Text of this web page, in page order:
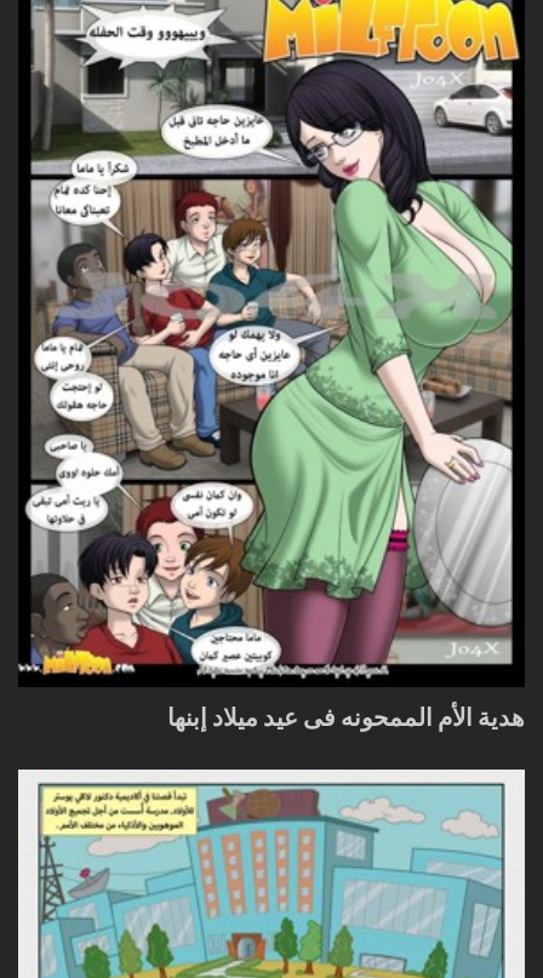
هدية الأم الممحونه فى عيد ميلاد إبنها